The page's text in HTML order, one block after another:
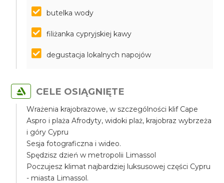
butelka wody
filiżanka cypryjskiej kawy
degustacja lokalnych napojów
CELE OSIĄGNIĘTE
Wrażenia krajobrazowe, w szczególności klif Cape
Aspro i plaża Afrodyty, widoki plaż, krajobraz wybrzeża
i góry Cypru
Sesja fotograficzna i wideo.
Spędzisz dzień w metropolii Limassol
Poczujesz klimat najbardziej luksusowej części Cypru
- miasta Limassol.